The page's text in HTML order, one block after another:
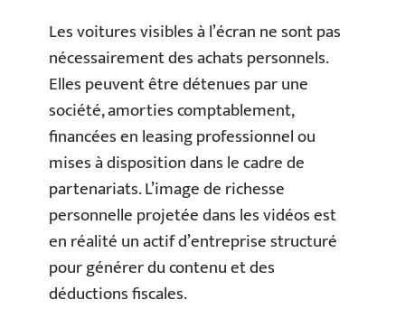
Les voitures visibles à l’écran ne sont pas
nécessairement des achats personnels.
Elles peuvent être détenues par une
société, amorties comptablement,
financées en leasing professionnel ou
mises à disposition dans le cadre de
partenariats. L’image de richesse
personnelle projetée dans les vidéos est
en réalité un actif d’entreprise structuré
pour générer du contenu et des
déductions fiscales.